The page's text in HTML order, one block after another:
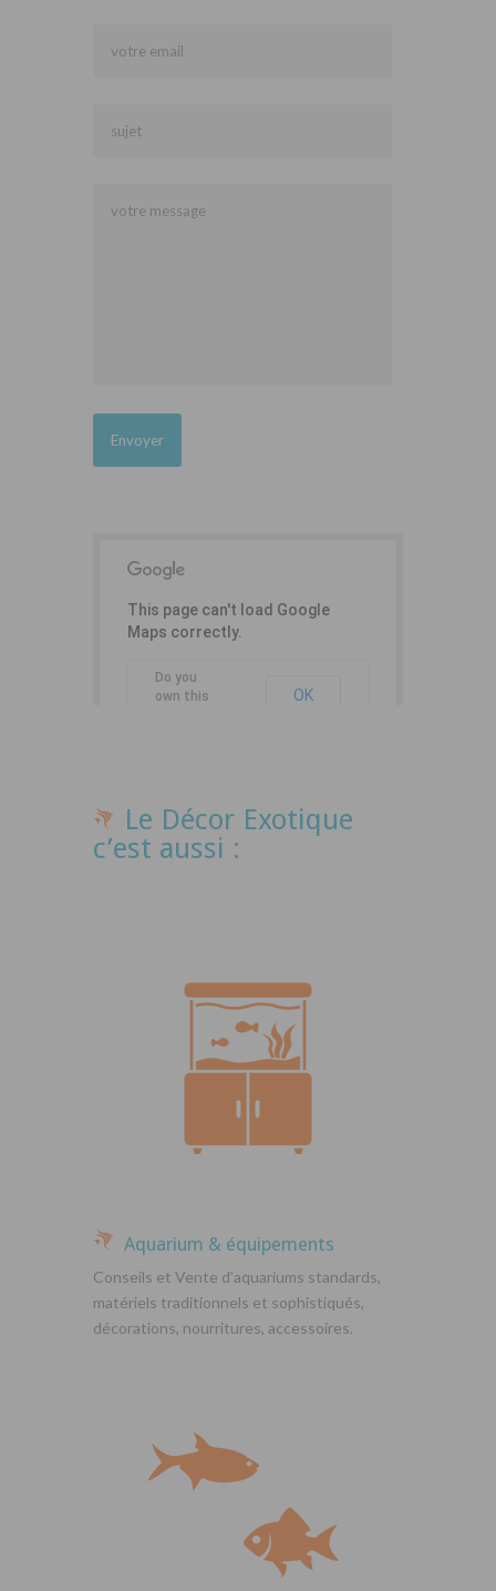
This page can't load Google
Maps correctly.
Do you
own this
OK
Le Décor Exotique
c’est aussi :
Aquarium & équipements
Conseils et Vente d’aquariums standards,
matériels traditionnels et sophistiqués,
décorations, nourritures, accessoires.